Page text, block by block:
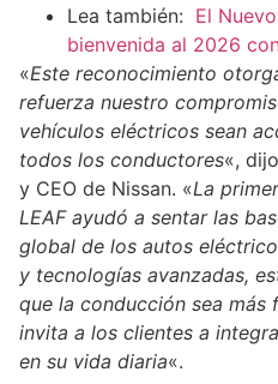
Lea también: El
bienvenida al 2026
«Este reconocimiento
refuerza nuestro
vehículos eléctricos sean
todos los conductores«,
y CEO de Nissan. «La
LEAF ayudó a sentar las
global de los autos
y tecnologías avanzadas,
que la conducción sea más
invita a los clientes a
en su vida diaria«.